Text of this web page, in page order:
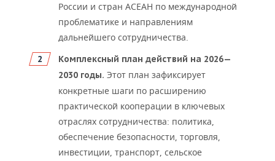
России и стран АСЕАН по международной
проблематике и направлениям
дальнейшего сотрудничества.
Комплексный план действий на 2026—
2030 годы. Этот план зафиксирует
конкретные шаги по расширению
практической кооперации в ключевых
отраслях сотрудничества: политика,
обеспечение безопасности, торговля,
инвестиции, транспорт, сельское